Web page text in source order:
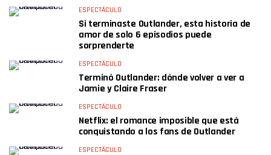
ESPECTÁCULO
Si terminaste Outlander, esta historia de
amor de solo 6 episodios puede
sorprenderte
ESPECTÁCULO
Terminó Outlander: dónde volver a ver a
Jamie y Claire Fraser
ESPECTÁCULO
Netflix: el romance imposible que está
conquistando a los fans de Outlander
ESPECTÁCULO